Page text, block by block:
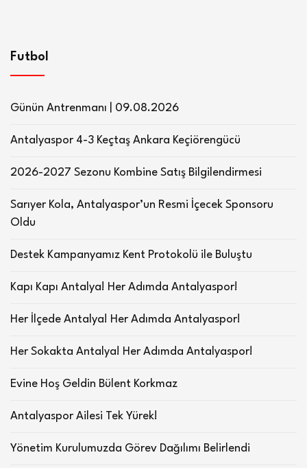
Futbol
Günün Antrenmanı | 09.08.2026
Antalyaspor 4-3 Keçtaş Ankara Keçiörengücü
2026-2027 Sezonu Kombine Satış Bilgilendirmesi
Sarıyer Kola, Antalyaspor’un Resmi İçecek Sponsoru
Oldu
Destek Kampanyamız Kent Protokolü ile Buluştu
Kapı Kapı Antalya! Her Adımda Antalyaspor!
Her İlçede Antalya! Her Adımda Antalyaspor!
Her Sokakta Antalya! Her Adımda Antalyaspor!
Evine Hoş Geldin Bülent Korkmaz
Antalyaspor Ailesi Tek Yürek!
Yönetim Kurulumuzda Görev Dağılımı Belirlendi